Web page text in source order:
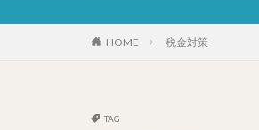
HOME 税金対策
TAG